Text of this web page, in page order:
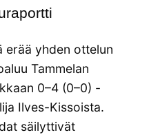
erää yhden ottelun
Tammelan
0–4 (0–0) -
Ilves-Kissoista.
säilyttivät